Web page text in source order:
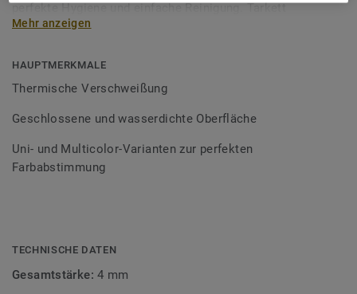
perfekte Hygiene und einfache Reinigung. Tarkett
Schweißschnüre sind erhältlich in den Varianten Uni und
Bodenbelagssortiment abgestimmt. Durch die Verwendung
von Kontrastfarben lassen sich auch besondere
Mehr anzeigen
HAUPTMERKMALE
Thermische Verschweißung
Geschlossene und wasserdichte Oberfläche
Uni- und Multicolor-Varianten zur perfekten
Farbabstimmung
TECHNISCHE DATEN
Gesamtstärke:4 mm